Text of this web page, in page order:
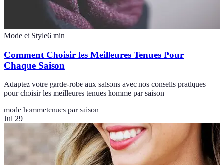
Mode et Style6 min
Comment Choisir les Meilleures Tenues Pour
Chaque Saison
Adaptez votre garde-robe aux saisons avec nos conseils pratiques
pour choisir les meilleures tenues homme par saison.
mode hommetenues par saison
Jul 29